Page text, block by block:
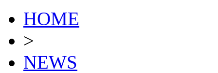
HOME
>
NEWS